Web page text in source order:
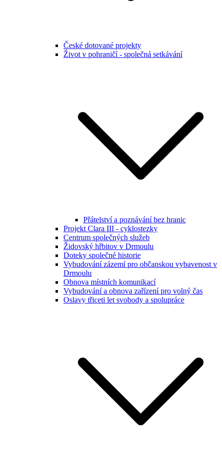
České dotované projekty
Život v pohraničí - společná setkávání
Přátelství a poznávání bez hranic
Projekt Clara III - cyklostezky
Centrum společných služeb
Židovský hřbitov v Drmoulu
Doteky společné historie
Vybudování zázemí pro občanskou vybavenost v
Drmoulu
Obnova místních komunikací
Vybudování a obnova zařízení pro volný čas
Oslavy třiceti let svobody a spolupráce